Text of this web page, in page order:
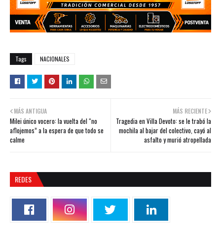
Tags NACIONALES
MÁS RECIENTE
Tragedia en Villa Devoto: se le trabó la
mochila al bajar del colectivo, cayó al
asfalto y murió atropellada
MÁS ANTIGUA
Milei único vocero: la vuelta del “no
aflojemos” a la espera de que todo se
calme
REDES